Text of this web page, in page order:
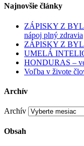
Najnovšie články
ZÁPISKY Z
nápoj plný zdravia
ZÁPISKY Z
UMELÁ
HONDURAS –
Voľba v živote
Archív
Archív
Obsah